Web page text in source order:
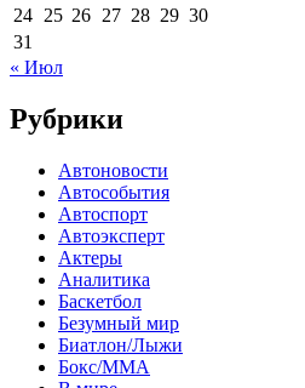
24 25 26 27 28 29 30
31
« Июл
Рубрики
Автоновости
Автособытия
Автоспорт
Автоэксперт
Актеры
Аналитика
Баскетбол
Безумный мир
Биатлон/Лыжи
Бокс/MMA